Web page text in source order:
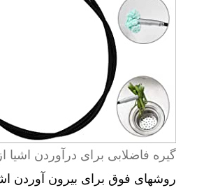
گیره فاضلابی برای درآوردن اشیا
روشهای فوق برای بیرون آوردن